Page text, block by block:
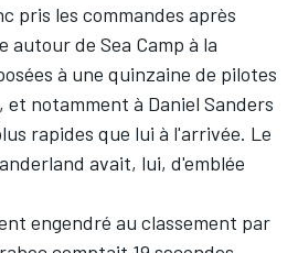
pris les commandes après
autour de Sea Camp à la
à une quinzaine de pilotes
et notamment à Daniel Sanders
rapides que lui à l'arrivée. Le
avait, lui, d'emblée
engendré au classement par